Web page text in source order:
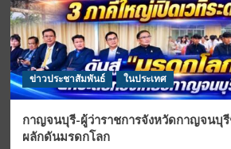
ข่าวประชาสัมพันธ์ ในประเทศ
กาญจนบุรี-ผู้ว่าราชการจังหวัดกาญจนบุ
ผลักดันมรดกโลก